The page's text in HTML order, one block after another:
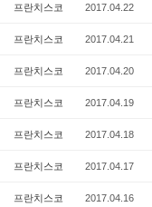
프란치스코 2017.04.22
프란치스코 2017.04.21
프란치스코 2017.04.20
프란치스코 2017.04.19
프란치스코 2017.04.18
프란치스코 2017.04.17
프란치스코 2017.04.16